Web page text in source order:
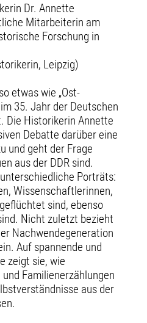
Dr. Annette
Mitarbeiterin am
Forschung in
Leipzig)
etwas wie „Ost-
35. Jahr der Deutschen
Die Historikerin Annette
Debatte darüber eine
und geht der Frage
aus der DDR sind.
Porträts:
Wissenschaftlerinnen,
sind, ebenso
Nicht zuletzt bezieht
Nachwendegeneration
Auf spannende und
zeigt sie, wie
Familienerzählungen
aus der